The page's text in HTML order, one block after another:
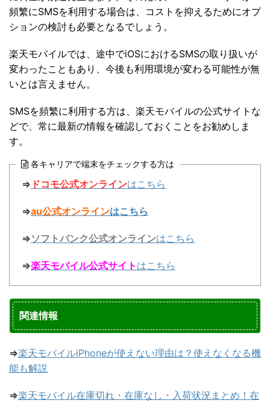
頻繁にSMSを利用する場合は、コストを抑えるためにオプ
ションの検討も必要となるでしょう。
楽天モバイルでは、途中でiOSにおけるSMSの取り扱いが
変わったこともあり、今後も利用環境が変わる可能性が無
いとは言えません。
SMSを頻繁に利用する方は、楽天モバイルの公式サイトな
どで、常に最新の情報を確認しておくことをお勧めしま
す。
各キャリアで端末をチェックする方は
⇒ ドコモ公式オンラインはこちら
⇒au公式オンラインはこちら
⇒ソフトバンク公式オンラインはこちら
⇒楽天モバイル公式サイト はこちら
関連情報
⇒楽天モバイルiPhoneが使えない理由は？使えなくなる機
能も解説
⇒楽天モバイル在庫切れ・在庫なし・入荷状況まとめ！在